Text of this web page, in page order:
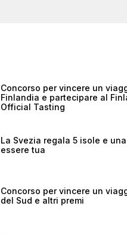
Concorso per vincere un
Finlandia e partecipare al
Official Tasting
La Svezia regala 5 isole e
essere tua
Concorso per vincere un
del Sud e altri premi